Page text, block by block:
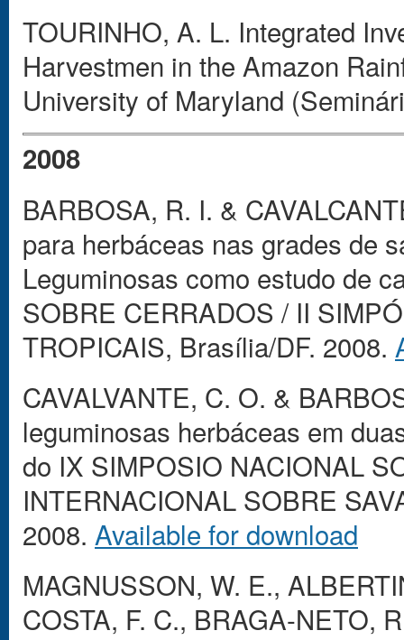
TOURINHO, A. L. Integrated
Harvestmen in the Amazon
University of Maryland
2008
BARBOSA, R. I. &
para herbáceas nas grades de
Leguminosas como estudo de
SOBRE CERRADOS / II
TROPICAIS, Brasília/DF. 2008.
CAVALVANTE, C. O. &
leguminosas herbáceas em
do IX SIMPOSIO NACIONAL
INTERNACIONAL SOBRE
2008. Available for download
MAGNUSSON, W. E.,
COSTA, F. C., BRAGA-NETO,